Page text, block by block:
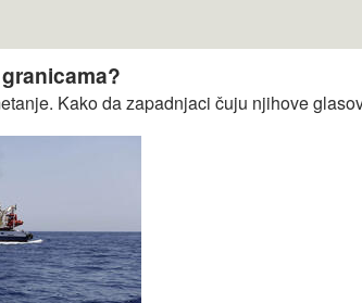
Kako da zapadnjaci čuju njihove